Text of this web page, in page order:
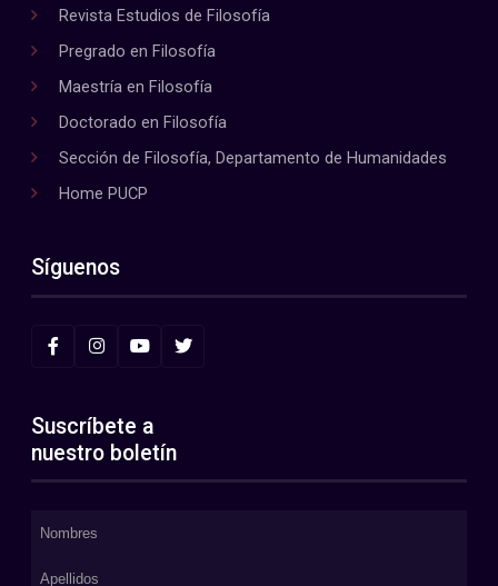
Revista Estudios de Filosofía
Pregrado en Filosofía
Maestría en Filosofía
Doctorado en Filosofía
Sección de Filosofía, Departamento de Humanidades
Home PUCP
Síguenos
Suscríbete a
nuestro boletín